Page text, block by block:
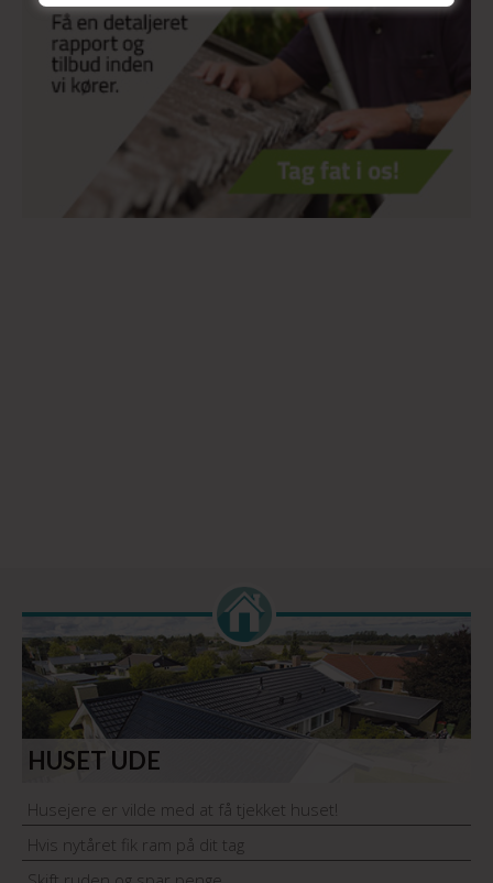
HUSET UDE
Husejere er vilde med at få tjekket huset!
Hvis nytåret fik ram på dit tag